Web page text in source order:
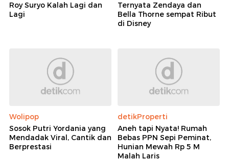
Roy Suryo Kalah Lagi dan
Lagi
Ternyata Zendaya dan
Bella Thorne sempat Ribut
di Disney
Wolipop
Sosok Putri Yordania yang
Mendadak Viral, Cantik dan
Berprestasi
detikProperti
Aneh tapi Nyata! Rumah
Bebas PPN Sepi Peminat,
Hunian Mewah Rp 5 M
Malah Laris